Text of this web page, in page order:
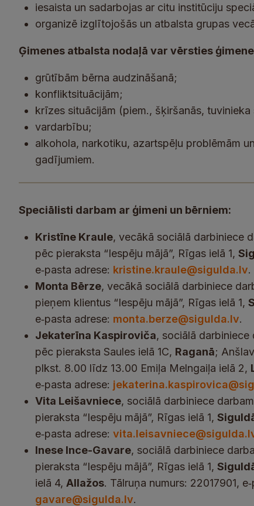
iesaista un sadarbojas ar citu institūciju
organizē izglītojošās un atbalsta grupas
Ģimenes atbalsta nodaļā var vērsties
grūtībām bērna audzināšanā;
konfliktsituācijām;
krīzes situācijām (piem., šķiršanās,
vardarbību;
alkohola, narkotiku, azartspēļu problēmām
gadījumiem.
Speciālisti darbam ar ģimeni un bērniem:
Kristīne Kraule, vecākā sociālā darbiniece
pēc pieraksta “Iespēju mājā”, Rīgas ielā 1,
e‑pasta adrese: kristine.kraule@sigulda.lv.
Monta Bērze, vecākā sociālā darbiniece
pieņem klientus “Iespēju mājā”, Rīgas ielā 1,
e‑pasta adrese: monta.berze@sigulda.lv.
Jekaterīna Kaspiroviča, sociālā darbiniece
pēc pieraksta Saules ielā 1C, Raganā;
plkst. 8.00 līdz 13.00 Emiļa Melngaiļa ielā 2,
e‑pasta adrese:
Vita Leišavniece, sociālā darbiniece
pieraksta “Iespēju mājā”, Rīgas ielā 1,
e‑pasta adrese:
Inese Ince-Gavare, sociālā darbiniece
pieraksta “Iespēju mājā”, Rīgas ielā 1,
ielā 4, Allažos. Tālruņa numurs: 22017901,
gavare@sigulda.lv.